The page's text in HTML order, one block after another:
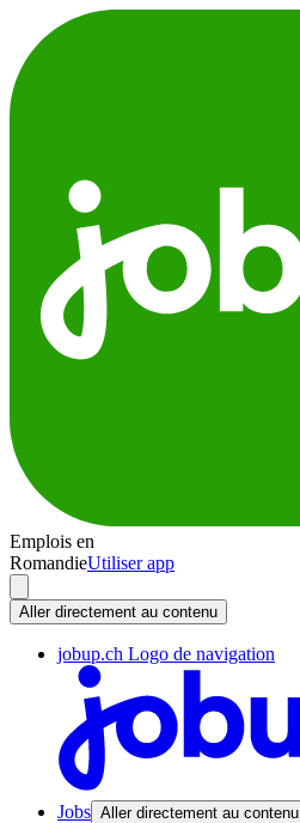
Emplois en
RomandieUtiliser app
Aller directement au contenu
jobup.ch Logo de navigation
Jobs Aller directement au contenu